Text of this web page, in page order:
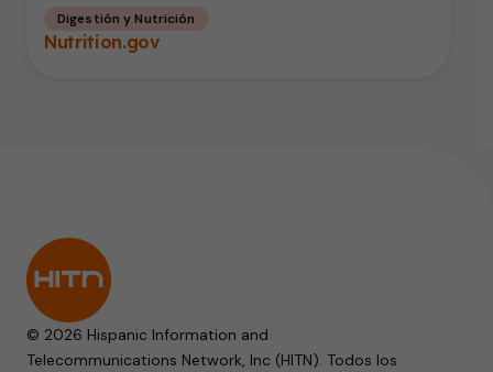
Digestión y Nutrición
Nutrition.gov
© 2026 Hispanic Information and
Telecommunications Network, Inc (HITN). Todos los